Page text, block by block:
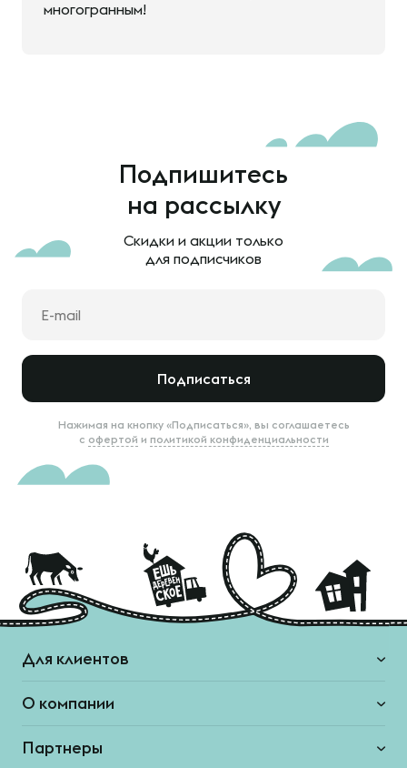
многогранным!
Подпишитесь
на рассылку
Скидки и акции только
для подписчиков
Подписаться
Нажимая на кнопку «Подписаться», вы соглашаетесь
с офертой и политикой конфиденциальности
Для клиентов
О компании
Партнеры